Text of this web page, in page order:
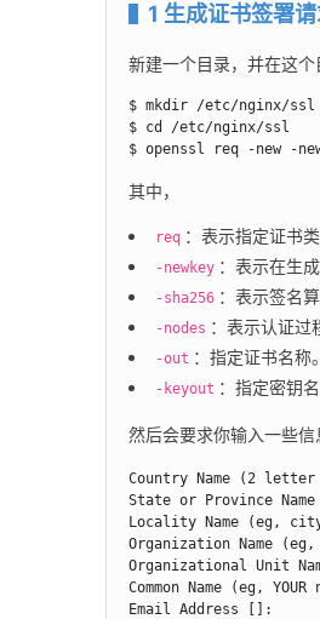
1 生成证书签署
新建一个目录，并在这
$ mkdir /etc/nginx/ssl
$ cd /etc/nginx/ssl
$ openssl req -new -
其中，
req ：表示指定证书
-newkey ：表示在生
-sha256 ：表示签名
-nodes ：表示认证过
-out ：指定证书名称。
-keyout ：指定密钥名
然后会要求你输入一些
Country Name (2
State or Province
Locality Name (eg,
Organization Name
Organizational Unit
Common Name (eg,
Email Address []: